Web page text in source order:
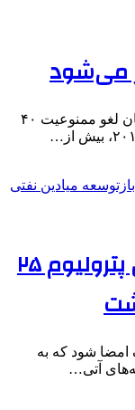
می‌شود
ارتباط فردا: صادرات نفت آمریکا از زمان لغو ممنوعیت ۴۰
قرارداد بزرگ عراق؛ بریتیش پترولیوم ۲۵
امضا شود که به
آتی…